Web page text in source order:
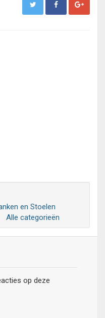
en Stoelen
Alle categorieën
op deze